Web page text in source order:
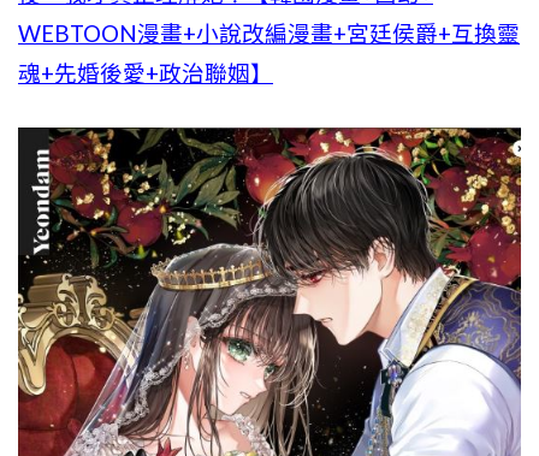
WEBTOON漫畫+小說改編漫畫+宮廷侯爵+互換靈
魂+先婚後愛+政治聯姻】